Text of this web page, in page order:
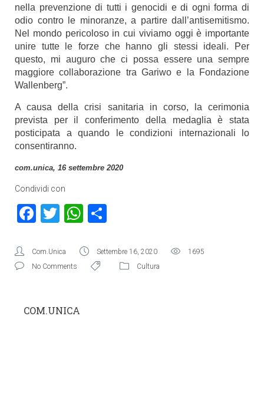
nella prevenzione di tutti i genocidi e di ogni forma di
odio contro le minoranze, a partire dall’antisemitismo.
Nel mondo pericoloso in cui viviamo oggi è importante
unire tutte le forze che hanno gli stessi ideali. Per
questo, mi auguro che ci possa essere una sempre
maggiore collaborazione tra Gariwo e la Fondazione
Wallenberg”.
A causa della crisi sanitaria in corso, la cerimonia
prevista per il conferimento della medaglia è stata
posticipata a quando le condizioni internazionali lo
consentiranno.
com.unica, 16 settembre 2020
Condividi con
Facebook
TwitterWhatsApp
Com.Unica Settembre 16, 2020
1695
No Comments
Cultura
COM.UNICA